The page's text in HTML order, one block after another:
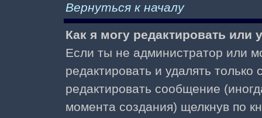
Вернуться к началу
Как я могу редактировать или
Если ты не администратор или
редактировать и удалять
редактировать сообщение
момента создания) щелкнув по